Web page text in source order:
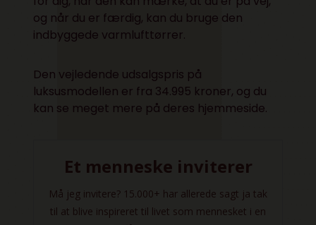
og når du er færdig, kan du bruge den
indbyggede varmlufttørrer.
Den vejledende udsalgspris på
luksusmodellen er fra 34.995 kroner, og du
kan se meget mere på deres hjemmeside.